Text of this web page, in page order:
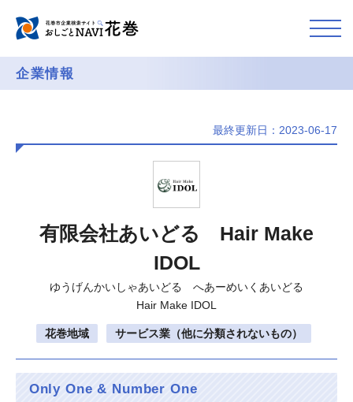
企業情報
最終更新日：2023-06-17
有限会社あいどる Hair Make
IDOL
ゆうげんかいしゃあいどる へあーめいくあいどる
Hair Make IDOL
花巻地域 サービス業（他に分類されないもの）
Only One & Number One